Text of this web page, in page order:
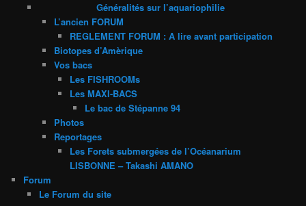
Généralités sur l’aquariophilie
L’ancien FORUM
REGLEMENT FORUM : A lire avant participation
Biotopes d’Amèrique
Vos bacs
Les FISHROOMs
Les MAXI-BACS
Le bac de Stépanne 94
Photos
Reportages
Les Forets submergées de l’Océanarium
LISBONNE – Takashi AMANO
Forum
Le Forum du site